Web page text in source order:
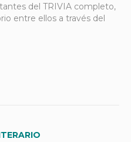
del TRIVIA completo,
entre ellos a través del